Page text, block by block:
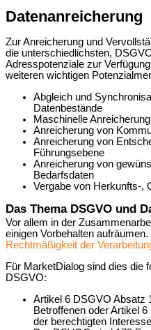
Datenanreicherung
Zur Anreicherung und
die unterschiedlichsten,
Adresspotenziale zur
weiteren wichtigen
Abgleich und
Datenbestände
Maschinelle
Anreicherung von
Anreicherung von
Führungsebene
Anreicherung von
Bedarfsdaten
Vergabe von Herkunfts-,
Das Thema DSGVO und
Vor allem in der
einigen Vorbehalten aufräumen.
Rechtmäßigkeit der
Für MarketDialog sind dies die
DSGVO:
Artikel 6 DSGVO Absatz
Betroffenen oder Artikel
der berechtigten